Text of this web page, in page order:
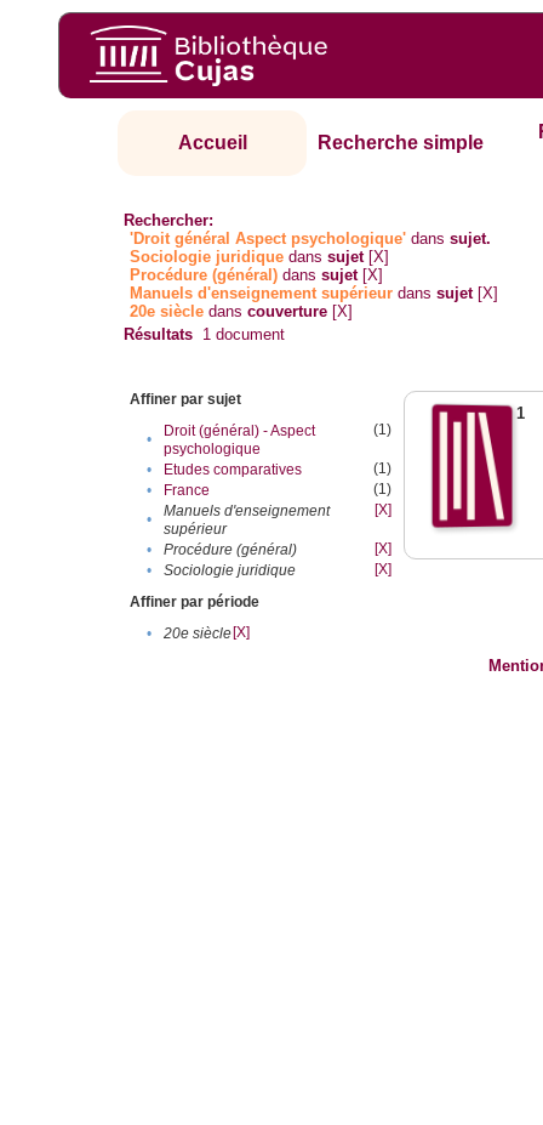
Accueil Recherche simple
Rechercher:
'Droit général Aspect psychologique' danssujet.
Sociologie juridique danssujet [X]
Procédure (général) danssujet [X]
Manuels d'enseignement supérieur danssujet [X]
20e siècle danscouverture [X]
Résultats 1 document
Affiner par sujet
•
Droit (général) - Aspect
psychologique
(1)
• Etudes comparatives
(1)
•
France
(1)
•
Manuels d'enseignement
supérieur
[X]
• Procédure (général)
[X]
•
Sociologie juridique
[X]
Affiner par période
•
20e siècle[X]
1